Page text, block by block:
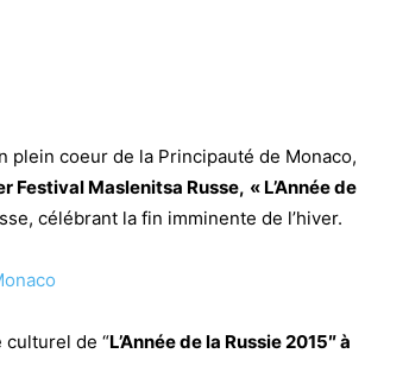
plein coeur de la Principauté de Monaco,
Festival Maslenitsa Russe, « L’Année de
célébrant la fin imminente de l’hiver.
culturel de “L’Année de la Russie 2015″ à